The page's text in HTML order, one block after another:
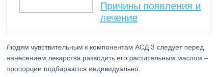
Причины появления и
лечение
Людям чувствительным к компонентам АСД 3 следует перед
нанесением лекарства разводить его растительным маслом –
пропорции подбираются индивидуально.